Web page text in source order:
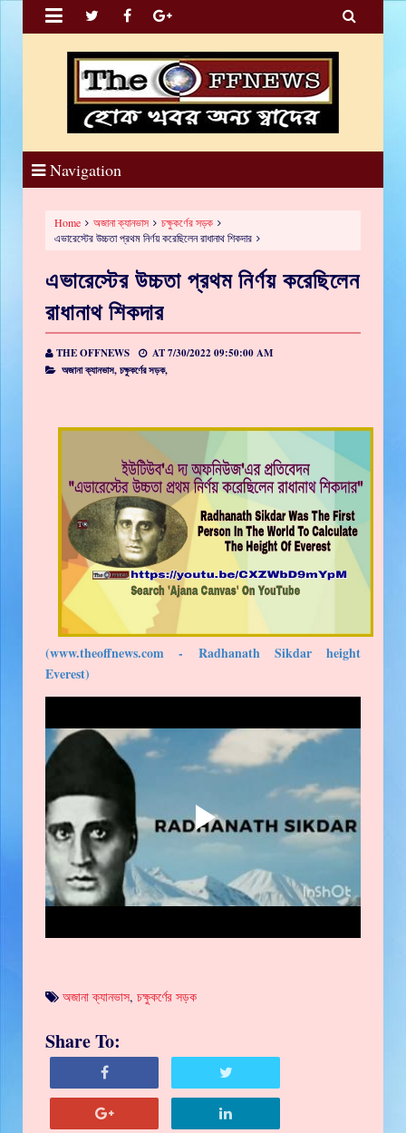
 
Navigation
Home অজানা ক্যানভাস
চক্ষুকর্ণের সড়ক
এভারেস্টের উচ্চতা প্রথম নির্ণয় করেছিলেন রাধানাথ শিকদার
এভারেস্টের উচ্চতা প্রথম নির্ণয় করেছিলেন
রাধানাথ শিকদার
THE OFFNEWS AT7/30/2022 09:50:00 AM
অজানা ক্যানভাস,চক্ষুকর্ণের সড়ক,
(www.theoffnews.com - Radhanath Sikdar height
Everest)
অজানা ক্যানভাস, চক্ষুকর্ণের সড়ক
Share To: